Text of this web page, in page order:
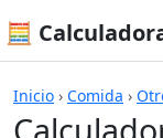
🧮
Inicio › Comida ›